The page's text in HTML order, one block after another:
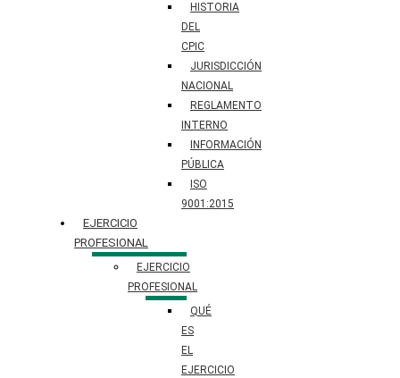
HISTORIA
DEL
CPIC
JURISDICCIÓN
NACIONAL
REGLAMENTO
INTERNO
INFORMACIÓN
PÚBLICA
ISO
9001:2015
EJERCICIO
PROFESIONAL
EJERCICIO
PROFESIONAL
QUÉ
ES
EL
EJERCICIO